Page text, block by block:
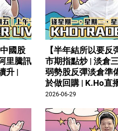
國股
里騰訊
升 |
【半年結所以要反
市期指點炒 | 淡倉
弱勢股反彈淡倉準
於做回購 | K.Ho直
2026-06-29